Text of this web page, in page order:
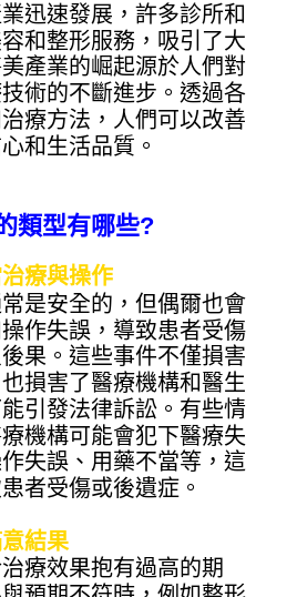
迅速發展，許多診所和
和整形服務，吸引了大
產業的崛起源於人們對
術的不斷進步。透過各
療方法，人們可以改善
和生活品質。
類型有哪些?
療與操作
是安全的，但偶爾也會
作失誤，導致患者受傷
果。這些事件不僅損害
損害了醫療機構和醫生
引發法律訴訟。有些情
機構可能會犯下醫療失
失誤、用藥不當等，這
者受傷或後遺症。
結果
療效果抱有過高的期